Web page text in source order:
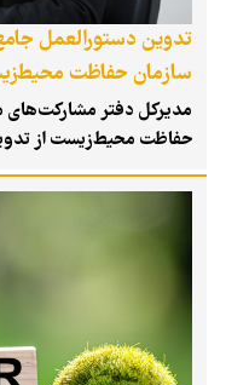
تدوین دستورالعمل
سازمان حفاظت
مدیرکل دفتر مشارکت‌های
حفاظت محیط‌زیست از
و راهبری مشارکت نهادهای
گذار از حکمرانی صرفاً
در راستای سیاست‌های